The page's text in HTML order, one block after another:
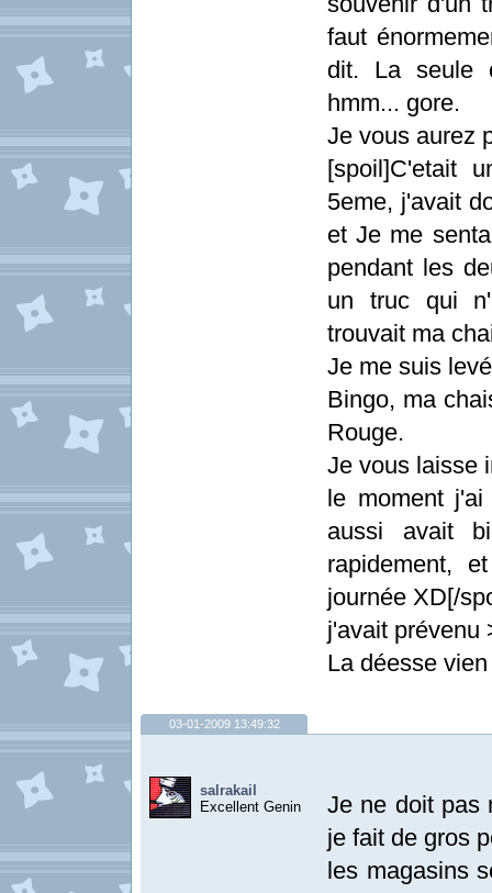
faut
dit. La seule
hmm... gore.
Je vous aurez
[spoil]C'etait
5eme, j'avait
et Je me
pendant les
un truc qui
trouvait ma
Je me suis
Bingo, ma
Rouge.
Je vous laisse
le moment
aussi avait
rapidement,
journée XD[/
j'avait prévenu
La déesse
03-01-2009 13:49:32
salrakail
Excellent Genin
Je ne doit pas
je fait de gros
les magasins